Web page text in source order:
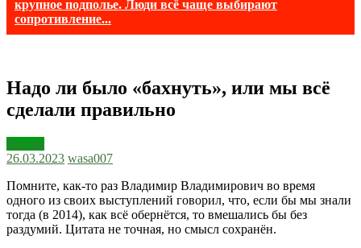
крупное подполье. Люди всё чаще выбирают
сопротивление...
Надо ли было «бахнуть», или мы всё
сделали правильно
Россия
26.03.2023 wasa007
Помните, как-то раз Владимир Владимирович во время
одного из своих выступлений говорил, что, если бы мы знали
тогда (в 2014), как всё обернётся, то вмешались бы без
раздумий. Цитата не точная, но смысл сохранён.